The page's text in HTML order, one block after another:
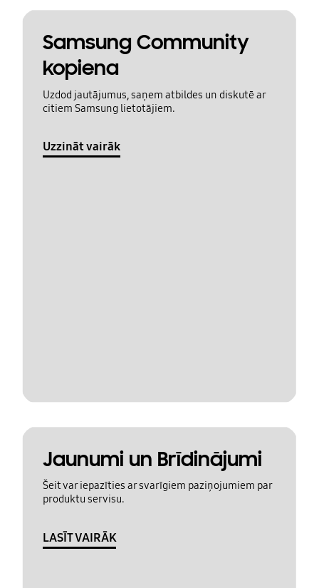
Samsung Community
kopiena
Uzdod jautājumus, saņem atbildes un diskutē ar
citiem Samsung lietotājiem.
Uzzināt vairāk
Jaunumi un Brīdinājumi
Šeit var iepazīties ar svarīgiem paziņojumiem par
produktu servisu.
LASĪT VAIRĀK